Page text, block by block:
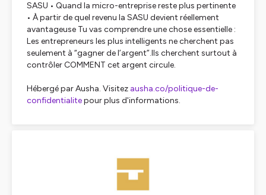
SASU • Quand la micro-entreprise reste plus pertinente
• À partir de quel revenu la SASU devient réellement
avantageuse Tu vas comprendre une chose essentielle :
Les entrepreneurs les plus intelligents ne cherchent pas
seulement à “gagner de l’argent”.Ils cherchent surtout à
contrôler COMMENT cet argent circule.
Hébergé par Ausha. Visitez ausha.co/politique-de-
confidentialitepour plus d'informations.